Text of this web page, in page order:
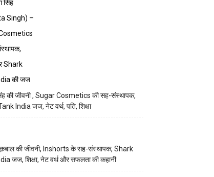
की जीवनी , Sugar Cosmetics की सह-संस्थापक,
India जज, नेट वर्थ, पति, शिक्षा
की जीवनी, Inshorts के सह-संस्थापक, Shark
जज, शिक्षा, नेट वर्थ और सफलता की कहानी